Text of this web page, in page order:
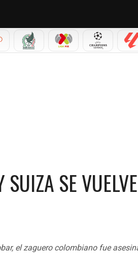
SELECCIÓN MEXICANA
LIGA MX
SE
el zaguero colombiano fue